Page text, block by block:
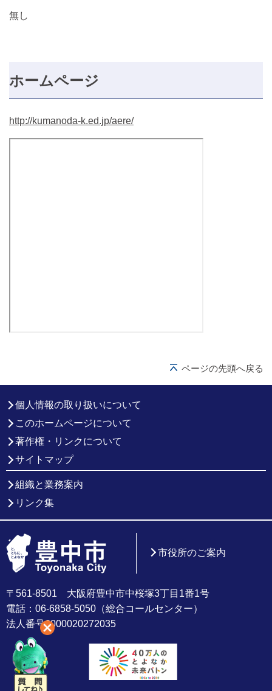
無し
ホームページ
http://kumanoda-k.ed.jp/aere/
ページの先頭へ戻る
個人情報の取り扱いについて
このホームページについて
著作権・リンクについて
サイトマップ
組織と業務案内
リンク集
〒561-8501 大阪府豊中市中桜塚3丁目1番1号
電話：06-6858-5050（総合コールセンター）
法人番号6000020272035
市役所のご案内